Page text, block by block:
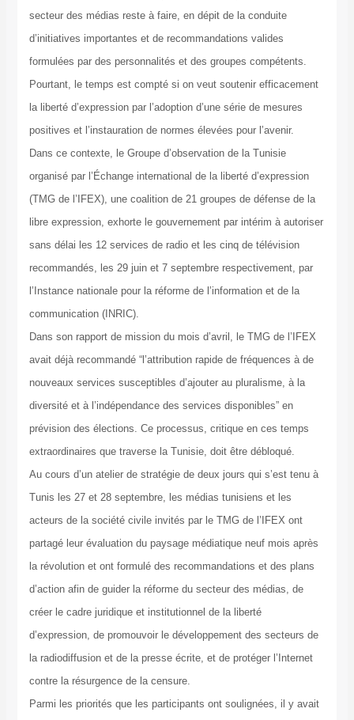
secteur des médias reste à faire, en dépit de la conduite
d’initiatives importantes et de recommandations valides
formulées par des personnalités et des groupes compétents.
Pourtant, le temps est compté si on veut soutenir efficacement
la liberté d’expression par l’adoption d’une série de mesures
positives et l’instauration de normes élevées pour l’avenir.
Dans ce contexte, le Groupe d’observation de la Tunisie
organisé par l’Échange international de la liberté d’expression
(TMG de l’IFEX), une coalition de 21 groupes de défense de la
libre expression, exhorte le gouvernement par intérim à autoriser
sans délai les 12 services de radio et les cinq de télévision
recommandés, les 29 juin et 7 septembre respectivement, par
l’Instance nationale pour la réforme de l’information et de la
communication (INRIC).
Dans son rapport de mission du mois d’avril, le TMG de l’IFEX
avait déjà recommandé “l’attribution rapide de fréquences à de
nouveaux services susceptibles d’ajouter au pluralisme, à la
diversité et à l’indépendance des services disponibles” en
prévision des élections. Ce processus, critique en ces temps
extraordinaires que traverse la Tunisie, doit être débloqué.
Au cours d’un atelier de stratégie de deux jours qui s’est tenu à
Tunis les 27 et 28 septembre, les médias tunisiens et les
acteurs de la société civile invités par le TMG de l’IFEX ont
partagé leur évaluation du paysage médiatique neuf mois après
la révolution et ont formulé des recommandations et des plans
d’action afin de guider la réforme du secteur des médias, de
créer le cadre juridique et institutionnel de la liberté
d’expression, de promouvoir le développement des secteurs de
la radiodiffusion et de la presse écrite, et de protéger l’Internet
contre la résurgence de la censure.
Parmi les priorités que les participants ont soulignées, il y avait